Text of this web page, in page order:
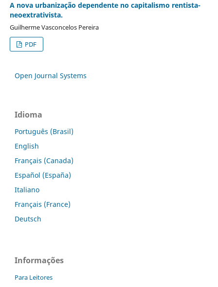
A nova urbanização dependente no capitalismo rentista-
neoextrativista.
Guilherme Vasconcelos Pereira
PDF
Open Journal Systems
Idioma
Português (Brasil)
English
Français (Canada)
Español (España)
Italiano
Français (France)
Deutsch
Informações
Para Leitores